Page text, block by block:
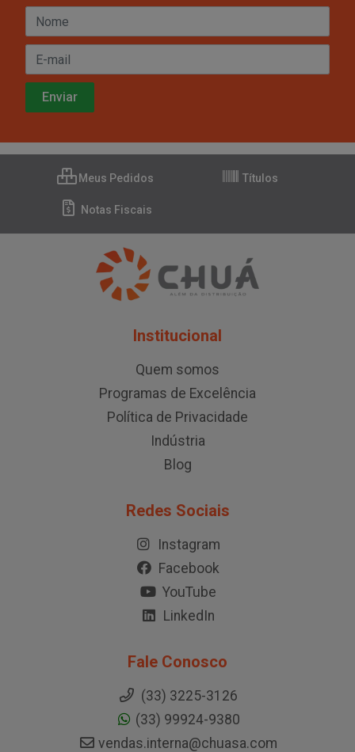
Meus Pedidos Títulos
Notas Fiscais
Institucional
Quem somos
Programas de Excelência
Política de Privacidade
Indústria
Blog
Redes Sociais
Instagram
Facebook
YouTube
LinkedIn
Fale Conosco
(33) 3225-3126
(33) 99924-9380
vendas.interna@chuasa.com